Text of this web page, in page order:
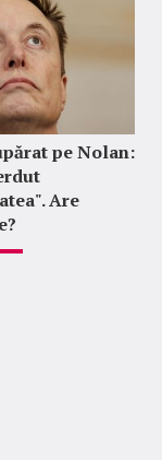
pe Nolan:
Are